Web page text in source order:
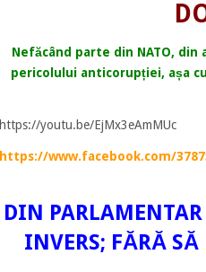
Nefăcând parte din NATO, din
pericolului anticorupției, așa
https://youtu.be/EjMx3eAmMUc
https://www.facebook.com/
DIN
INVERS; FĂRĂ